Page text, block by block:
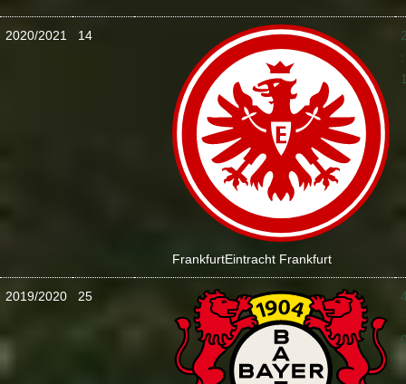
2020/2021 14
FrankfurtEintracht Frankfurt
:
2019/2020 25
: